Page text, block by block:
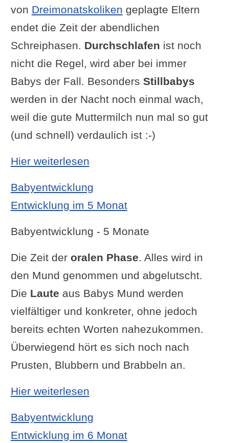
von Dreimonatskoliken geplagte Eltern
endet die Zeit der abendlichen
Schreiphasen. Durchschlafen ist noch
nicht die Regel, wird aber bei immer
Babys der Fall. Besonders Stillbabys
werden in der Nacht noch einmal wach,
weil die gute Muttermilch nun mal so gut
(und schnell) verdaulich ist :-)
Hier weiterlesen: Entwicklung im 4 Monat
Babyentwicklung
Entwicklung im 5 Monat
Babyentwicklung - 5 Monate
Die Zeit deroralen Phase. Alles wird in
den Mund genommen und abgelutscht.
Die Laute aus Babys Mund werden
vielfältiger und konkreter, ohne jedoch
bereits echten Worten nahezukommen.
Überwiegend hört es sich noch nach
Prusten, Blubbern und Brabbeln an.
Hier weiterlesen: Entwicklung im 5 Monat
Babyentwicklung
Entwicklung im 6 Monat